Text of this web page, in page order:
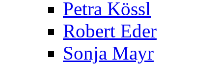
Petra Kössl
Robert Eder
Sonja Mayr